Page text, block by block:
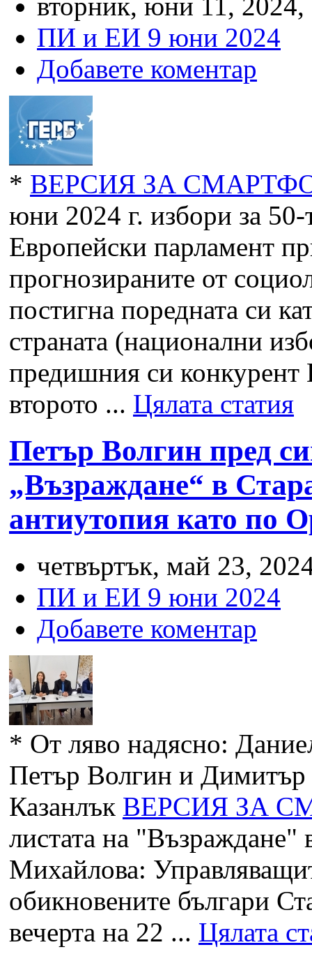
ПИ и ЕИ 9 юни 2024
Добавете коментар
* ВЕРСИЯ ЗА
юни 2024 г. избори за
Европейски парламент
прогнозираните от
постигна поредната си
страната (национални
предишния си
второто ... Цялата статия
Петър Волгин пред
„Възраждане“ в
антиутопия като по
четвъртък, май 23,
ПИ и ЕИ 9 юни 2024
Добавете коментар
* От ляво надясно:
Петър Волгин и Димитър
Казанлък ВЕРСИЯ ЗА
листата на "Възраждане"
Михайлова:
обикновените българи
вечерта на 22 ... Цялата